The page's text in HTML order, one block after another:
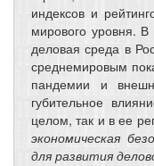
индексов и
мирового уровня. В
деловая среда в
среднемировым
пандемии и
губительное
целом, так и в ее
экономическая
для развития